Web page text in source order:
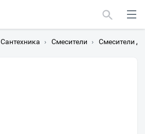
Сантехника › Смесители › Смесители